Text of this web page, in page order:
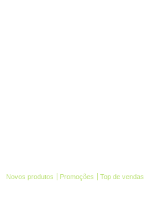
Novos produtos Promoções Top de vendas